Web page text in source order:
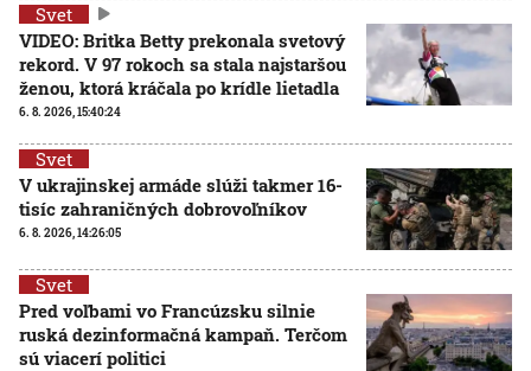
Svet
VIDEO: Britka Betty prekonala svetový
rekord. V 97 rokoch sa stala najstaršou
ženou, ktorá kráčala po krídle lietadla
6. 8. 2026, 15:40:24
Svet
V ukrajinskej armáde slúži takmer 16-
tisíc zahraničných dobrovoľníkov
6. 8. 2026, 14:26:05
Svet
Pred voľbami vo Francúzsku silnie
ruská dezinformačná kampaň. Terčom
sú viacerí politici